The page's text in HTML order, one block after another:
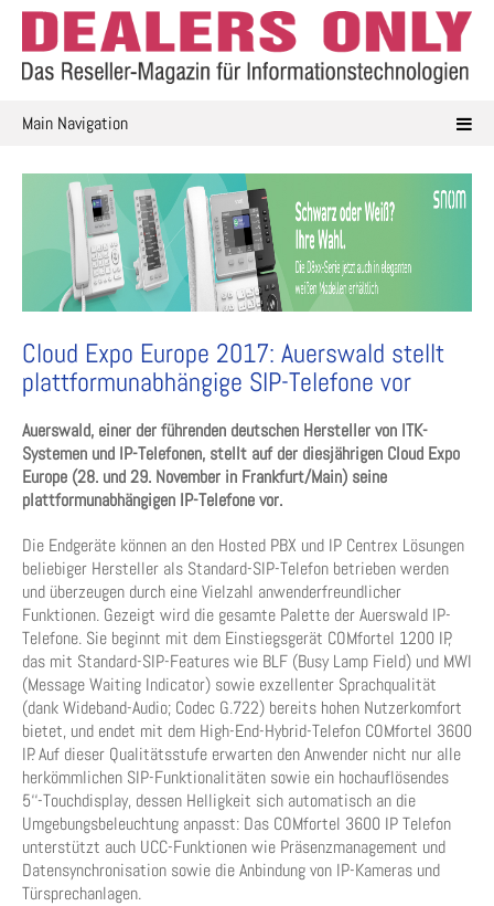
Skip
content
Main Navigation
Cloud Expo Europe 2017: Auerswald stellt
plattformunabhängige SIP-Telefone vor
Auerswald, einer der führenden deutschen Hersteller von ITK-
Systemen und IP-Telefonen, stellt auf der diesjährigen Cloud Expo
Europe (28. und 29. November in Frankfurt/Main) seine
plattformunabhängigen IP-Telefone vor.
Die Endgeräte können an den Hosted PBX und IP Centrex Lösungen
beliebiger Hersteller als Standard-SIP-Telefon betrieben werden
und überzeugen durch eine Vielzahl anwenderfreundlicher
Funktionen. Gezeigt wird die gesamte Palette der Auerswald IP-
Telefone. Sie beginnt mit dem Einstiegsgerät COMfortel 1200 IP,
das mit Standard-SIP-Features wie BLF (Busy Lamp Field) und MWI
(Message Waiting Indicator) sowie exzellenter Sprachqualität
(dank Wideband-Audio; Codec G.722) bereits hohen Nutzerkomfort
bietet, und endet mit dem High-End-Hybrid-Telefon COMfortel 3600
IP. Auf dieser Qualitätsstufe erwarten den Anwender nicht nur alle
herkömmlichen SIP-Funktionalitäten sowie ein hochauflösendes
5‘‘-Touchdisplay, dessen Helligkeit sich automatisch an die
Umgebungsbeleuchtung anpasst: Das COMfortel 3600 IP Telefon
unterstützt auch UCC-Funktionen wie Präsenzmanagement und
Datensynchronisation sowie die Anbindung von IP-Kameras und
Türsprechanlagen.